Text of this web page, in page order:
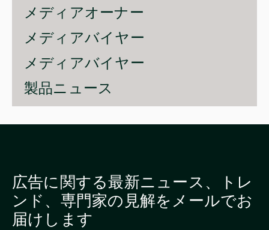
メディアオーナー
メディアバイヤー
メディアバイヤー
製品ニュース
広告に関する最新ニュース、トレ
ンド、専門家の見解をメールでお
届けします